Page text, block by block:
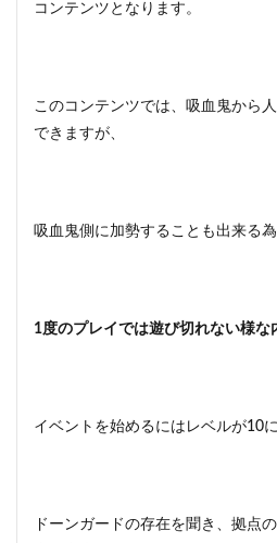
コンテンツとなります。
このコンテンツでは、吸血鬼から
できますが、
吸血鬼側に加勢することも出来る為
1度のプレイでは遊び切れない様な
イベントを始めるにはレベルが10
ドーンガードの存在を聞き、拠点